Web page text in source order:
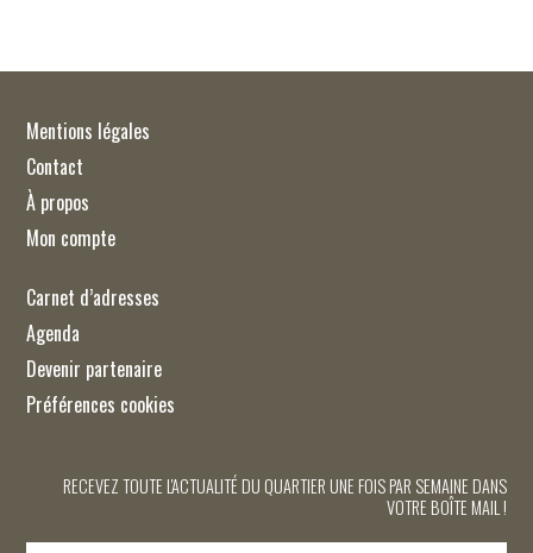
Mentions légales
Contact
À propos
Mon compte
Carnet d’adresses
Agenda
Devenir partenaire
Préférences cookies
RECEVEZ TOUTE L'ACTUALITÉ DU QUARTIER UNE FOIS PAR SEMAINE DANS
VOTRE BOÎTE MAIL !